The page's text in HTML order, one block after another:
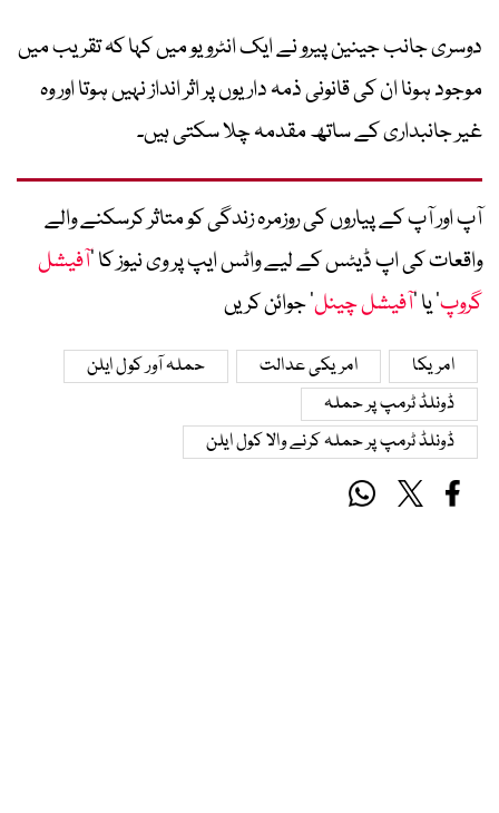
دوسری جانب جینین پیرو نے ایک انٹرویو میں کہا کہ تقریب میں
موجود ہونا ان کی قانونی ذمہ داریوں پر اثر انداز نہیں ہوتا اور وہ
غیر جانبداری کے ساتھ مقدمہ چلا سکتی ہیں۔
آپ اور آپ کے پیاروں کی روزمرہ زندگی کو متاثر کرسکنے والے
واقعات کی اپ ڈیٹس کے لیے واٹس ایپ پر وی نیوز کا ’آفیشل
گروپ‘ یا ’آفیشل چینل‘ جوائن کریں
امریکا امریکی عدالت
حملہ آور کول ایلن
ڈونلڈ ٹرمپ پر حملہ
ڈونلڈ ٹرمپ پر حملہ کرنے والا کول ایلن